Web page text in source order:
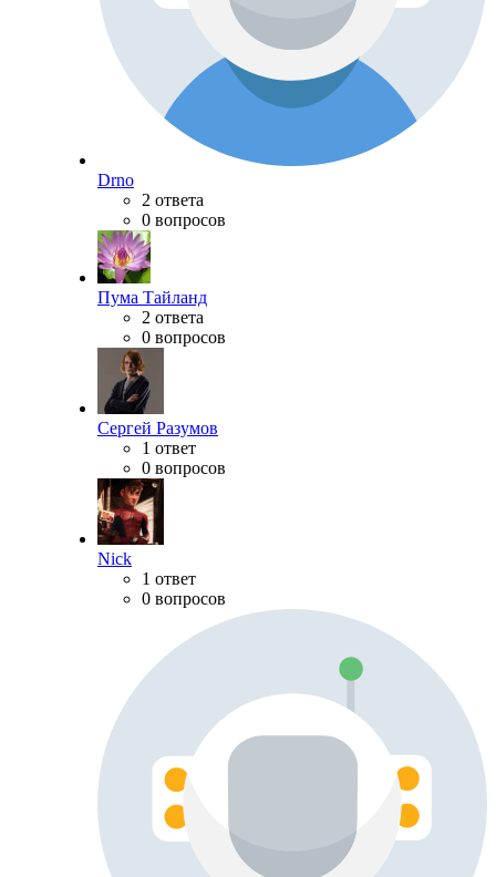
Drno
2 ответа
0 вопросов
Пума Тайланд
2 ответа
0 вопросов
Сергей Разумов
1 ответ
0 вопросов
Nick
1 ответ
0 вопросов